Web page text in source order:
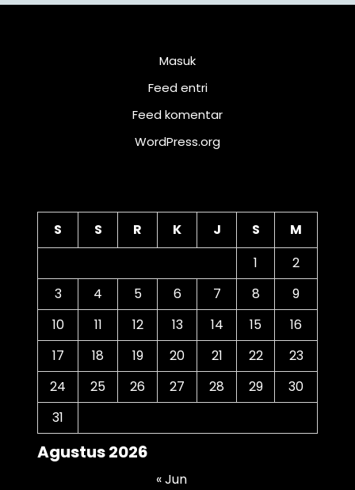
Masuk
Feed entri
Feed komentar
WordPress.org
Agustus 2026
S S R K J S
M
1
2
3
4 5 6 7 8
9
10
11 12 13 14 15
16
17
18 19 20 21 22
23
24
25 26 27 28 29
30
31
« Jun